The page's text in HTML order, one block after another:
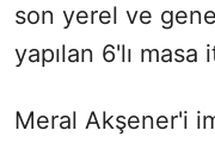
son yerel ve
yapılan 6'lı masa
Meral Akşener'i